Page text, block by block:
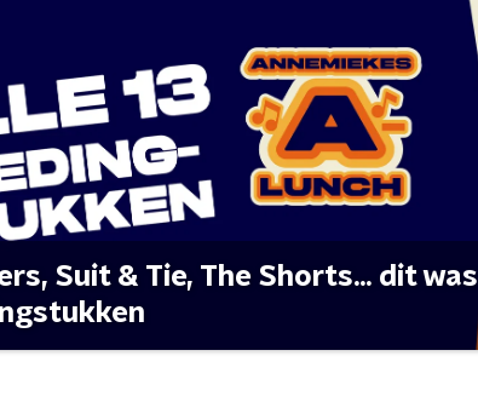
Suit & Tie, The Shorts... dit was